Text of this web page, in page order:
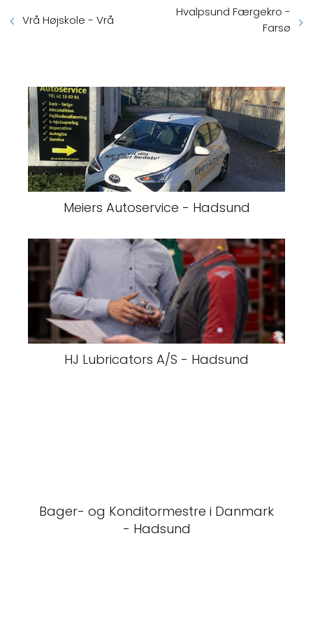
Vrå Højskole - Vrå
Hvalpsund Færgekro -
Farsø
Meiers Autoservice - Hadsund
HJ Lubricators A/S - Hadsund
Bager- og Konditormestre i Danmark
- Hadsund